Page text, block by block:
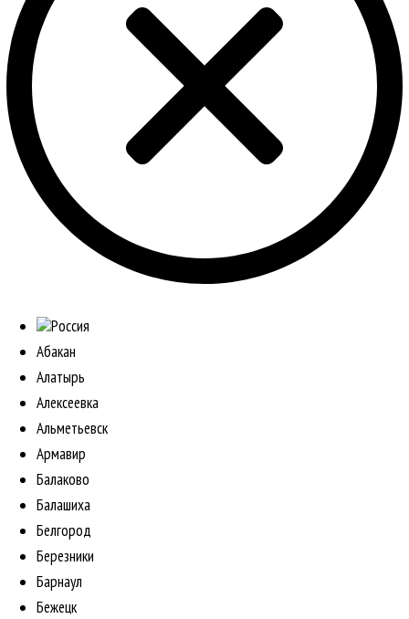
Россия
Абакан
Алатырь
Алексеевка
Альметьевск
Армавир
Балаково
Балашиха
Белгород
Березники
Барнаул
Бежецк